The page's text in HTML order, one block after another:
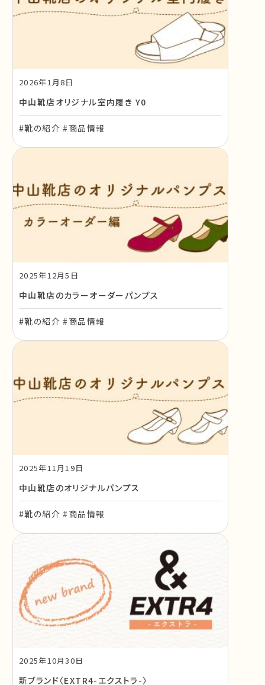
2026年1月8日
中山靴店オリジナル室内履き Y0
#靴の紹介 #商品情報
2025年12月5日
中山靴店のカラーオーダーパンプス
#靴の紹介 #商品情報
2025年11月19日
中山靴店のオリジナルパンプス
#靴の紹介 #商品情報
2025年10月30日
新ブランド〈EXTR4-エクストラ-〉